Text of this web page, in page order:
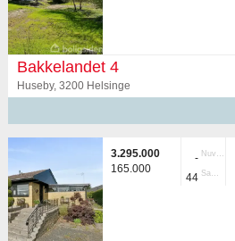
Bakkelandet 4
Huseby, 3200 Helsinge
3.295.000
165.000
- Nuvær.
44 Samlet